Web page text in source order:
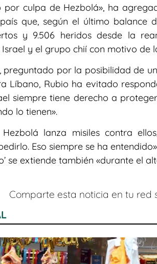
por culpa de Hezbolá», ha
que, según el último balance
y 9.506 heridos desde la
y el grupo chií con motivo de
preguntado por la posibilidad de
Líbano, Rubio ha evitado
siempre tiene derecho a
lo tienen».
lanza misiles contra
Eso siempre se ha
se extiende también «durante el
Comparte esta noticia en tu red